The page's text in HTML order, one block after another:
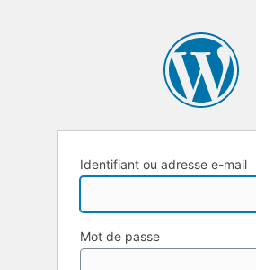
Identifiant ou adresse e-mail
Mot de passe